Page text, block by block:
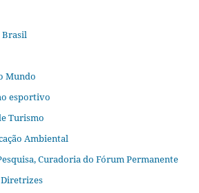
Brasil
Mundo
esportivo
Turismo
Ambiental
Curadoria do Fórum Permanente
Diretrizes